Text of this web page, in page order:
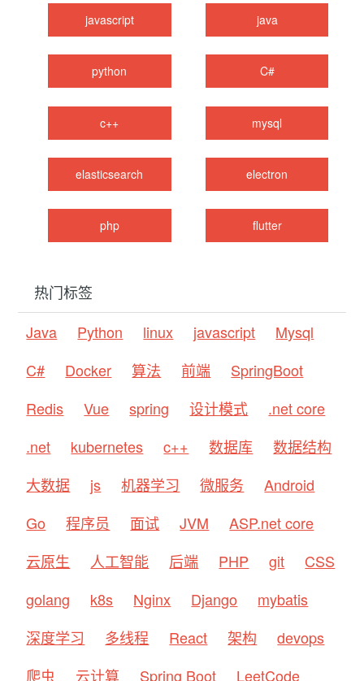
javascript java
python C#
c++ mysql
elasticsearch electron
php flutter
热门标签
Java
Python linux javascript
Mysql
C#
Docker 算法 前端
SpringBoot
Redis
Vue spring 设计模式
.net core
.net
kubernetes c++ 数据库
数据结构
大数据
js 机器学习 微服务
Android
Go
程序员 面试 JVM
ASP.net core
云原生
人工智能 后端 PHP git
CSS
golang
k8s Nginx Django
mybatis
深度学习
多线程 React 架构
devops
爬虫
云计算 Spring Boot LeetCode